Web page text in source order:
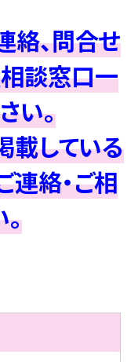
、問合せ
談窓口一
い。
載している
絡・ご相